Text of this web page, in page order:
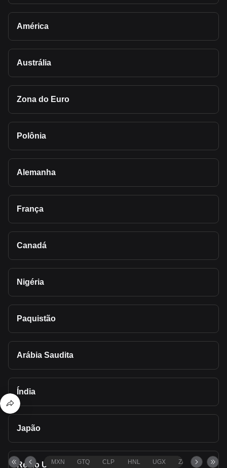
América
Austrália
Zona do Euro
Polônia
Alemanha
França
Canadá
Nigéria
Paquistão
Arábia Saudita
Índia
Japão
Reino Unido
MXN GTQ CLP HNL UGX ZAR TND